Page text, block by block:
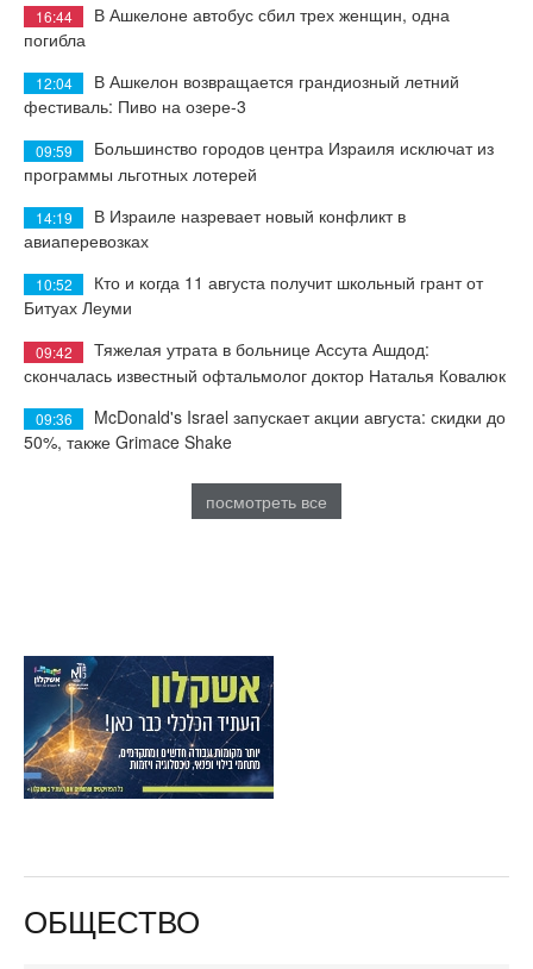
16:44
В Ашкелоне автобус сбил трех женщин, одна
погибла
12:04
В Ашкелон возвращается грандиозный летний
фестиваль: Пиво на озере-3
09:59
Большинство городов центра Израиля исключат из
программы льготных лотерей
14:19
В Израиле назревает новый конфликт в
авиаперевозках
10:52
Кто и когда 11 августа получит школьный грант от
Битуах Леуми
09:42
Тяжелая утрата в больнице Ассута Ашдод:
скончалась известный офтальмолог доктор Наталья Ковалюк
09:36
McDonald's Israel запускает акции августа: скидки до
50%, также Grimace Shake
посмотреть все
ОБЩЕСТВО